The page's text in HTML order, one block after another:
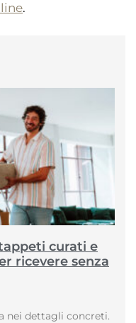
.
curati e
ricevere senza
nei dettagli concreti.